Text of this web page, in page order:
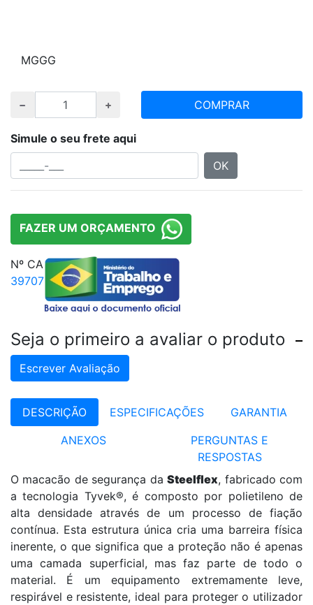
MGGG
COMPRAR
Simule o seu frete aqui
OK
FAZER UM ORÇAMENTO
Nº CA
39707
Seja o primeiro a avaliar o produto
Escrever Avaliação
DESCRIÇÃO ESPECIFICAÇÕES
GARANTIA
ANEXOS
PERGUNTAS E
RESPOSTAS
O macacão de segurança daSteelflex, fabricado com
a tecnologia Tyvek®, é composto por polietileno de
alta densidade através de um processo de fiação
contínua. Esta estrutura única cria uma barreira física
inerente, o que significa que a proteção não é apenas
uma camada superficial, mas faz parte de todo o
material. É um equipamento extremamente leve,
respirável e resistente, ideal para proteger o utilizador